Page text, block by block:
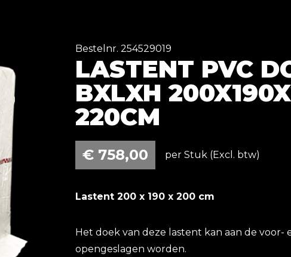
Bestelnr. 254529019
LASTENT PVC
BXLXH
220CM
€ 758,00 per Stuk (Excl. btw)
Lastent 200 x 190 x 200 cm
Het doek van deze lastent kan aan de voor-
opengeslagen worden.